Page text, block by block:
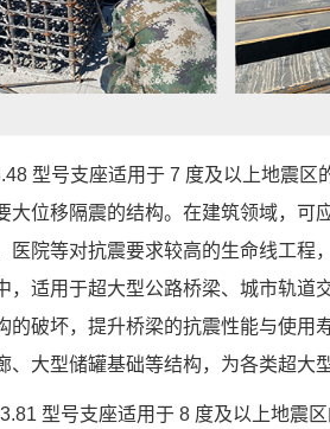
型号支座适用于 7 度及以上地震区
大位移隔震的结构。在建筑领域，可
医院等对抗震要求较高的生命线工程
，适用于超大型公路桥梁、城市轨道
的破坏，提升桥梁的抗震性能与使用
、大型储罐基础等结构，为各类超大
型号支座适用于 8 度及以上地震